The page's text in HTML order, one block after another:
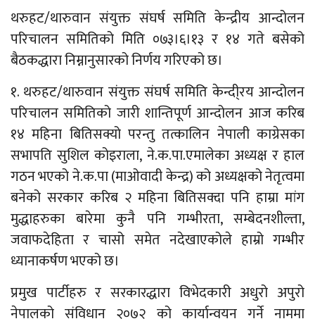
थरुहट/थारुवान संयुक्त संघर्ष समिति केन्द्रीय आन्दोलन
परिचालन समितिको मिति ०७३।६।१३ र १४ गते बसेको
बैठकद्धारा निम्नानुसारको निर्णय गरिएको छ।
१. थरुहट/थारुवान संयुक्त संघर्ष समिति केन्दी्रय आन्दोलन
परिचालन समितिको जारी शान्तिपूर्ण आन्दोलन आज करिब
१४ महिना बितिसक्यो परन्तु तत्कालिन नेपाली काग्रेसका
सभापति सुशिल कोइराला, ने.क.पा.एमालेका अध्यक्ष र हाल
गठन भएको ने.क.पा (माओवादी केन्द्र) को अध्यक्षको नेतृत्वमा
बनेको सरकार करिब २ महिना बितिसक्दा पनि हाम्रा मांग
मुद्धाहरुका बारेमा कुनै पनि गम्भीरता, सम्बेदनशील्ता,
जवाफदेहिता र चासो समेत नदेखाएकोले हाम्रो गम्भीर
ध्यानाकर्षण भएको छ।
प्रमुख पार्टीहरु र सरकारद्धारा विभेदकारी अधुरो अपुरो
नेपालको संविधान २०७२ को कार्यान्वयन गर्ने नाममा